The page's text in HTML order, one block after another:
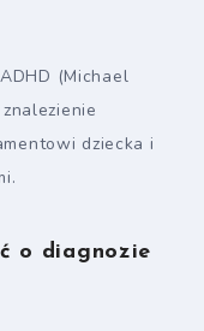
(Michael
dziecka i
o diagnozie